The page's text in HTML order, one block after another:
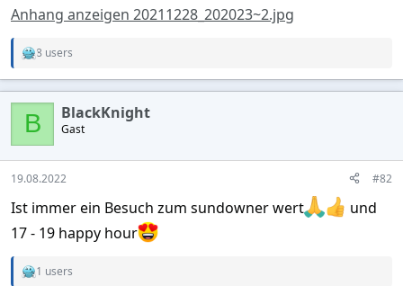
Anhang anzeigen 20211228_202023~2.jpg
R
c
o
n
s
:
8 users
B BlackKnight
Gast
19.08.2022 #82
Ist immer ein Besuch zum sundowner wert
und
17 - 19 happy hour
R
1 users